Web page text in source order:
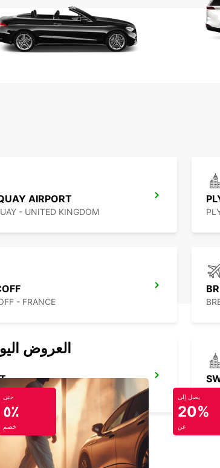
AIRPORT
- UNITED KINGDOM
- FRANCE
FRANCE
العروض
حتى
٥٪
خصم
يصل إلى
20%
عن